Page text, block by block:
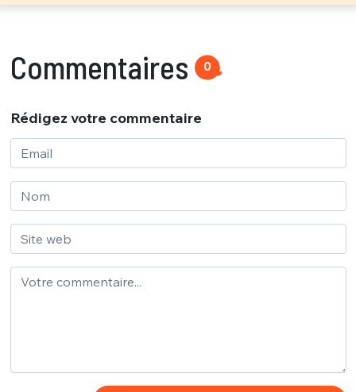
Commentaires 0
Rédigez votre commentaire